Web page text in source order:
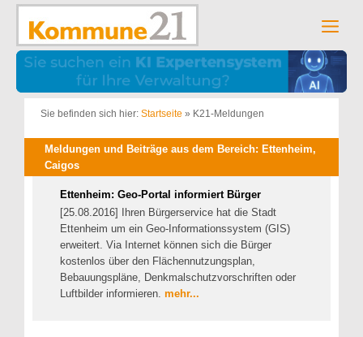
Zum
springen
Sie befinden sich hier: Startseite » K21-Meldungen
Meldungen und Beiträge aus dem Bereich: Ettenheim,
Caigos
Ettenheim: Geo-Portal informiert Bürger
[25.08.2016] Ihren Bürgerservice hat die Stadt
Ettenheim um ein Geo-Informationssystem (GIS)
erweitert. Via Internet können sich die Bürger
kostenlos über den Flächennutzungsplan,
Bebauungspläne, Denkmalschutzvorschriften oder
Luftbilder informieren. mehr...